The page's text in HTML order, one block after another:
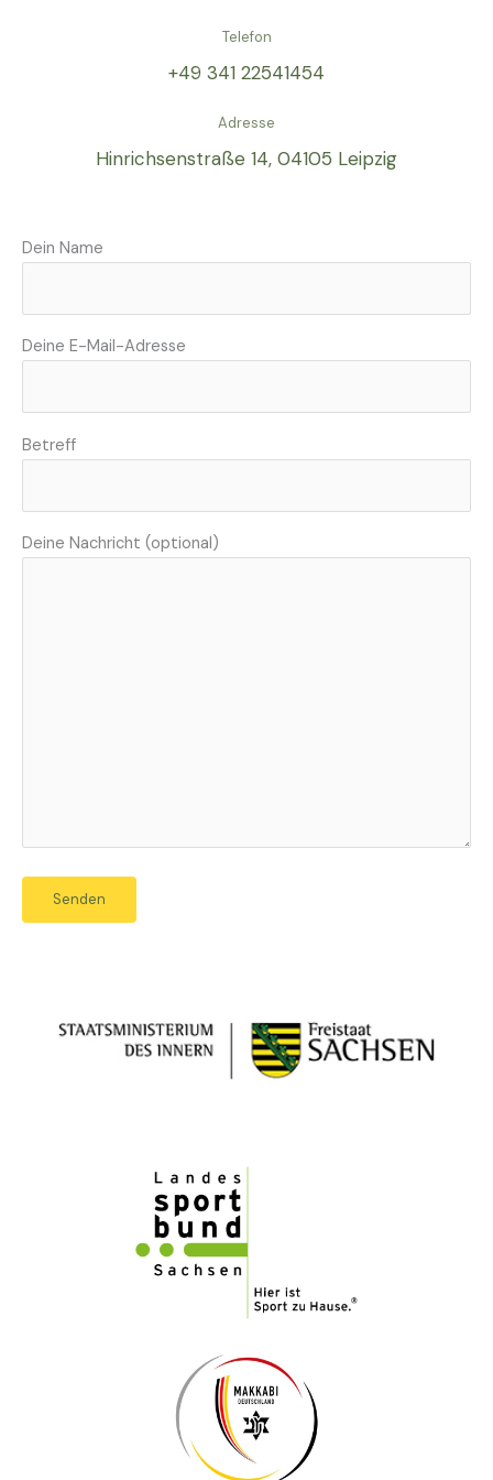
Telefon
+49 341 22541454
Adresse
Hinrichsenstraße 14, 04105 Leipzig
Dein Name
Deine E-Mail-Adresse
Betreff
Deine Nachricht (optional)